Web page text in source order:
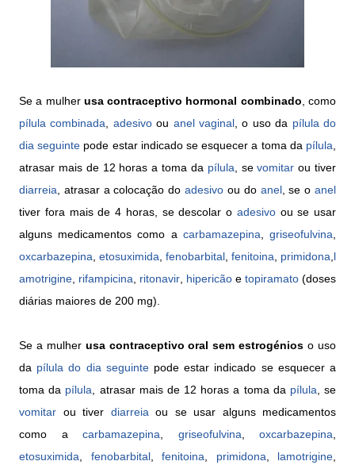
Se a mulher usa contraceptivo hormonal combinado , como
pílula combinada
adesivoou anel vaginal , o uso da pílula do
dia seguinte pode estar indicado se esquecer a toma da pílula
atrasar mais de 12 horas a toma da pílula , sevomitar ou tiver
diarreia , atrasar a colocação doadesivo ou do anel, se oanel
tiver fora mais de 4 horas, se descolar o adesivoou se usar
alguns medicamentos como a carbamazepina ,griseofulvina
oxcarbazepina etosuximida fenobarbital fenitoina primidona l
amotrigine rifampicina ritonavir hipericão e topiramato (doses
diárias maiores de 200 mg).
Se a mulher usa contraceptivo oral sem estrogénios o uso
da pílula do dia seguintepode estar indicado se esquecer a
toma da pílula , atrasar mais de 12 horas a toma da pílula , se
vomitar ou tiver diarreia ou se usar alguns medicamentos
como a carbamazepina griseofulvina oxcarbazepina
etosuximida
fenobarbital, fenitoina primidona lamotrigine